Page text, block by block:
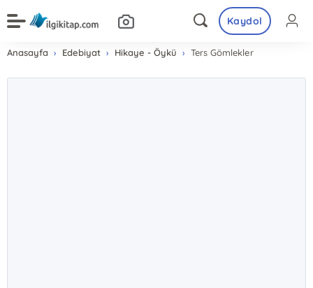
Kaydol
Anasayfa Edebiyat Hikaye - Öykü Ters Gömlekler